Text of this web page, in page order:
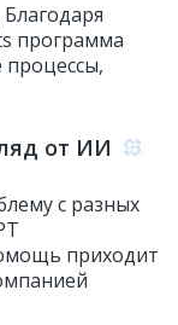
Благодаря
программа
процессы,
от ИИ
с разных
приходит